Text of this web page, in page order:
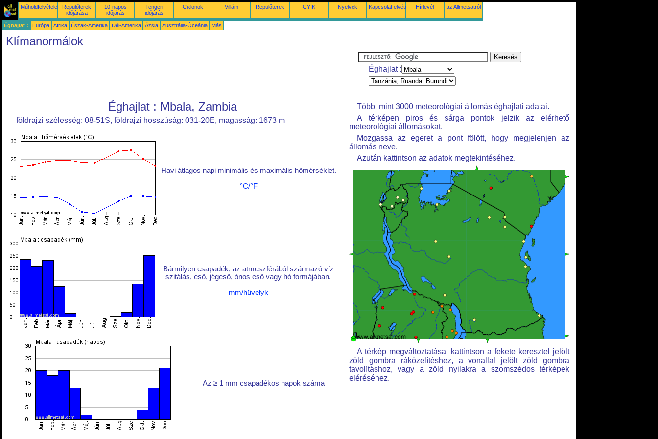
Műholdfelvételek
Repülőterek
időjárása
10-napos
időjárás
Tengeri
időjárás
Ciklonok Villám Repülőterek GYIK Nyelvek Kapcsolatfelvétel Hírlevél az Allmetsatról
Éghajlat : Európa Afrika Észak-Amerika Dél-Amerika Ázsia Ausztrália-Óceánia Más
Klímanormálok
Éghajlat :
Éghajlat : Mbala, Zambia
földrajzi szélesség: 08-51S, földrajzi hosszúság: 031-20E, magasság: 1673 m
Havi átlagos napi minimális és maximális hőmérséklet.
°C/°F
Bármilyen csapadék, az atmoszférából származó víz
szitálás, eső, jégeső, ónos eső vagy hó formájában.
mm/hüvelyk
Az ≥ 1 mm csapadékos napok száma
Több, mint 3000 meteorológiai állomás éghajlati adatai.
A térképen piros és sárga pontok jelzik az elérhető
meteorológiai állomásokat.
Mozgassa az egeret a pont fölött, hogy megjelenjen az
állomás neve.
Azután kattintson az adatok megtekintéséhez.
A térkép megváltoztatása: kattintson a fekete keresztel jelölt
zöld gombra ráközelítéshez, a vonallal jelölt zöld gombra
távolításhoz, vagy a zöld nyilakra a szomszédos térképek
eléréséhez.